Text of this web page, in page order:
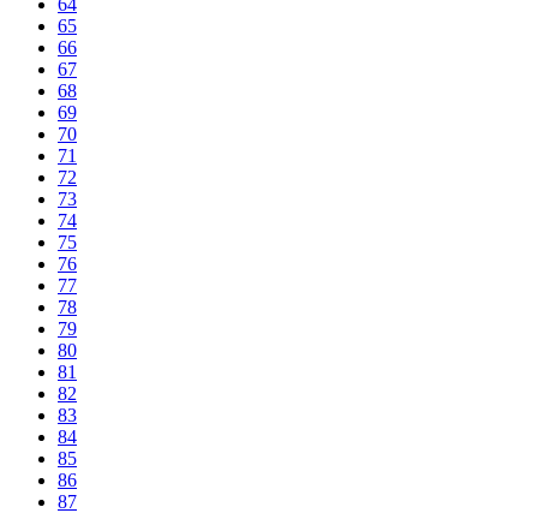
65
66
67
68
69
70
71
72
73
74
75
76
77
78
79
80
81
82
83
84
85
86
87